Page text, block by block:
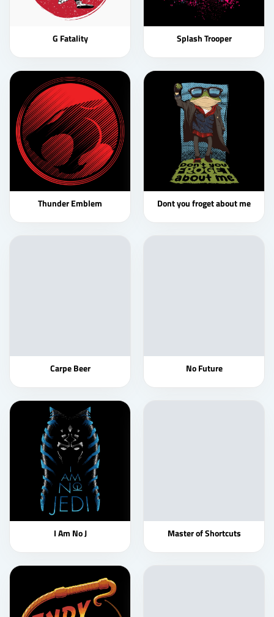
G Fatality Splash Trooper
Thunder Emblem Dont you froget about me
Carpe Beer No Future
I Am No J Master of Shortcuts